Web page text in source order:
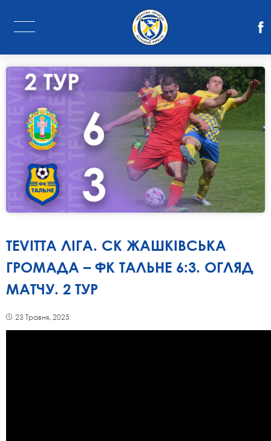
TEVITTA ЛІГА. СК ЖАШКІВСЬКА
ГРОМАДА – ФК ТАЛЬНЕ 6:3. ОГЛЯД
МАТЧУ. 2 ТУР
23 Травня, 2025